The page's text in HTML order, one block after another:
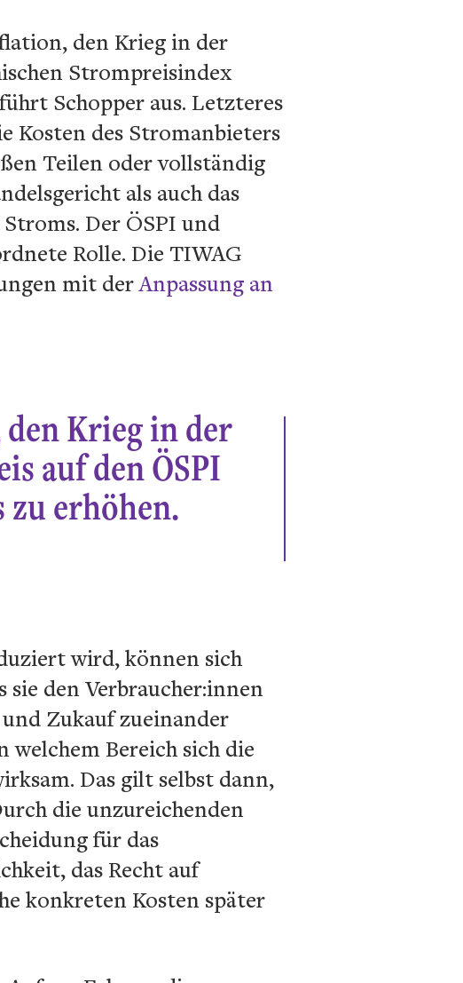
den Krieg in der
Strompreisindex
Schopper aus. Letzteres
Kosten des Stromanbieters
Teilen oder vollständig
als auch das
Der ÖSPI und
Rolle. Die TIWAG
mit derAnpassung an
Krieg in der
auf den ÖSPI
erhöhen.
wird, können sich
den Verbraucher:innen
Zukauf zueinander
Bereich sich die
Das gilt selbst dann,
die unzureichenden
für das
das Recht auf
konkreten Kosten später